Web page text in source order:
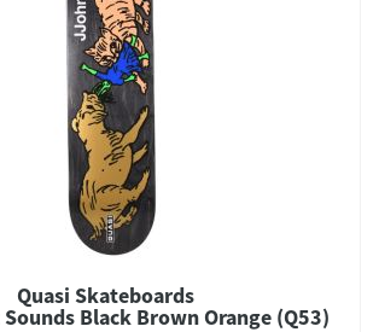
Quasi Skateboards
Black Brown Orange (Q53)